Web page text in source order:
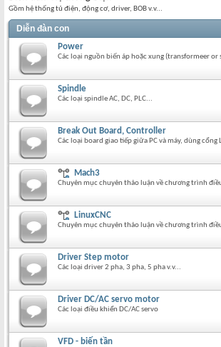
Gồm hệ thống tủ điện, động cơ, driver, BOB v.v...
Diễn đàn con
Power
Các loại nguồn biến áp hoặc xung (transformeer
Spindle
Các loại spindle AC, DC, PLC...
Break Out Board, Controller
Các loại board giao tiếp giữa PC và máy, dùng cổng
Mach3
Chuyên mục chuyên thảo luận về chương trình
LinuxCNC
Chuyên mục chuyên thảo luận về chương trình
Driver Step motor
Các loại driver 2 pha, 3 pha, 5 pha v.v...
Driver DC/AC servo motor
Các loại điều khiển DC/AC servo
VFD - biến tần